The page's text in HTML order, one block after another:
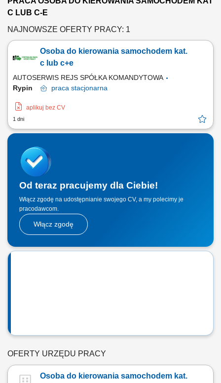
C LUB C-E
NAJNOWSZE OFERTY PRACY: 1
Osoba do kierowania samochodem kat.
c lub c+e
AUTOSERWIS REJS SPÓŁKA KOMANDYTOWA
Rypin
praca stacjonarna
aplikuj bez CV
1 dni
Od teraz pracujemy dla Ciebie!
Włącz zgodę na udostępnianie swojego CV, a my polecimy je
pracodawcom.
Włącz zgodę
OFERTY URZĘDU PRACY
Osoba do kierowania samochodem kat.